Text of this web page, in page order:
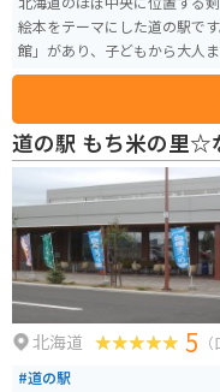
絵本をテーマにした道の駅です。 館内には、約1万冊の絵本を揃えた「絵
館」があり、子どもから大人
産品を販売するコーナーや、
ので安心です。 周辺には、美
おすすめのエリアです。 剣淵町の特産品としては、絵本の里というだけあっ
て絵本に関連するグッズや、
す。 特に、剣淵町産の大豆
めです。 道の駅 絵本の里けんぶちは、絵本の世界に浸りながら、地元の美味
しいものを楽しめる場所です
さい。
道の駅 もち米の里☆
北海道 5
#道の駅